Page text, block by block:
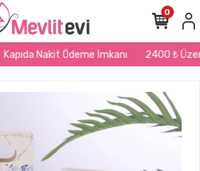
Kapıda Nakit Ödeme İmkanı 2400 ₺ Üzeri
0